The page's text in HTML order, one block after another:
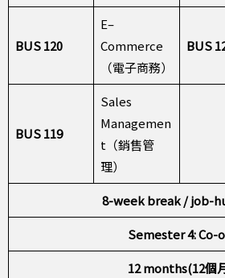
BUS 120
E–
Commerce
（電子商務）
BUS
BUS 119
Sales
Managemen
t（銷售管
理）
8-week break / job-
Semester 4: Co-
12 months(12個